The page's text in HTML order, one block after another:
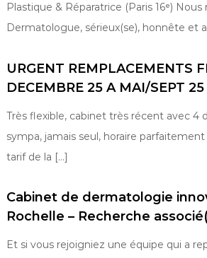
Plastique & Réparatrice (Paris 16ᵉ)
Dermatologue, sérieux(se), honnête et
URGENT REMPLACEMENTS
DECEMBRE 25 A MAI/SEPT 25
Très flexible, cabinet très récent avec 4
sympa, jamais seul, horaire
tarif de la […]
Cabinet de dermatologie
Rochelle – Recherche
Et si vous rejoigniez une équipe qui a